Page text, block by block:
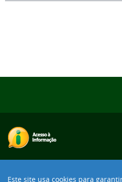
Este site usa cookies para
Desenvolvido com o CMS